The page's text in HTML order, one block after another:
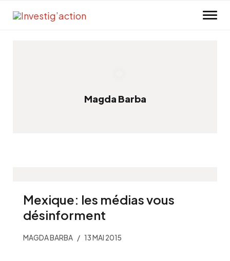
Magda Barba
Mexique: les médias vous
désinforment
MAGDA BARBA 13 MAI 2015